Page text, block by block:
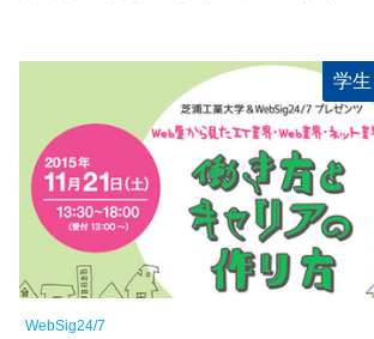
学
WebSig24/7